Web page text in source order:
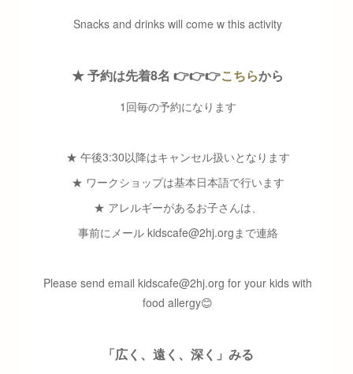
Snacks and drinks will come w this activity
★ 予約は先着8名 👉👉👉こちらから
1回毎の予約になります
★ 午後3:30以降はキャンセル扱いとなります
★ ワークショップは基本日本語で行います
★ アレルギーがあるお子さんは、
事前にメール kidscafe@2hj.orgまで連絡
Please send email kidscafe@2hj.org for your kids with
food allergy😊
「広く、遠く、深く」みる